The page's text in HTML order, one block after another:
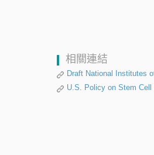
相關連結
Draft National Institutes
U.S. Policy on Stem Cell